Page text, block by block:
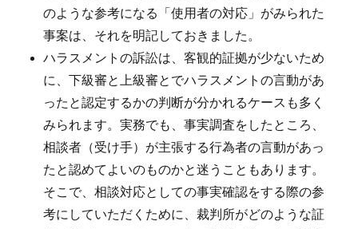
のような参考になる「使用者の対応」がみられた
事案は、それを明記しておきました。
ハラスメントの訴訟は、客観的証拠が少ないため
に、下級審と上級審とでハラスメントの言動があ
ったと認定するかの判断が分かれるケースも多く
みられます。実務でも、事実調査をしたところ、
相談者（受け手）が主張する行為者の言動があっ
たと認めてよいのものかと迷うこともあります。
そこで、相談対応としての事実確認をする際の参
考にしていただくために、裁判所がどのような証